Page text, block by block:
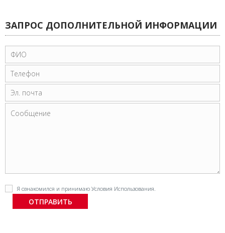
ЗАПРОС ДОПОЛНИТЕЛЬНОЙ ИНФОРМАЦИИ
Я ознакомился и принимаю Условия Использования.